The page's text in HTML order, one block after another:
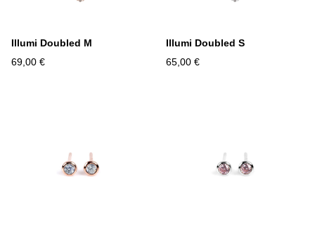
Illumi Doubled M
69,00 €
Illumi Doubled S
65,00 €